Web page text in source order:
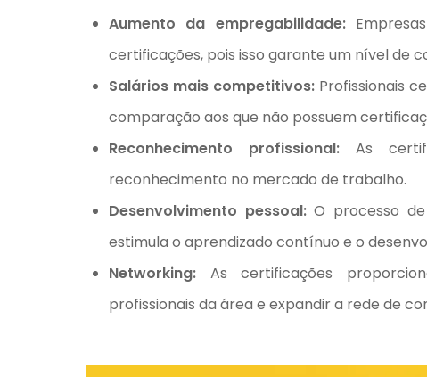
Aumento da empregabilidade:
certificações, pois isso garante um nível de
Salários mais competitivos: Profissionais
comparação aos que não possuem
Reconhecimento profissional: As
reconhecimento no mercado de trabalho.
Desenvolvimento pessoal:O processo
estimula o aprendizado contínuo e o
Networking: As certificações
profissionais da área e expandir a rede de